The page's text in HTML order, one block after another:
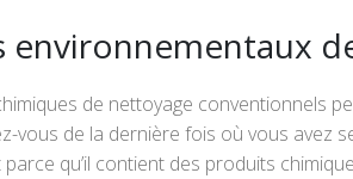
environnementaux
de nettoyage conventionnels
vous de la dernière fois où vous avez
qu’il contient des produits